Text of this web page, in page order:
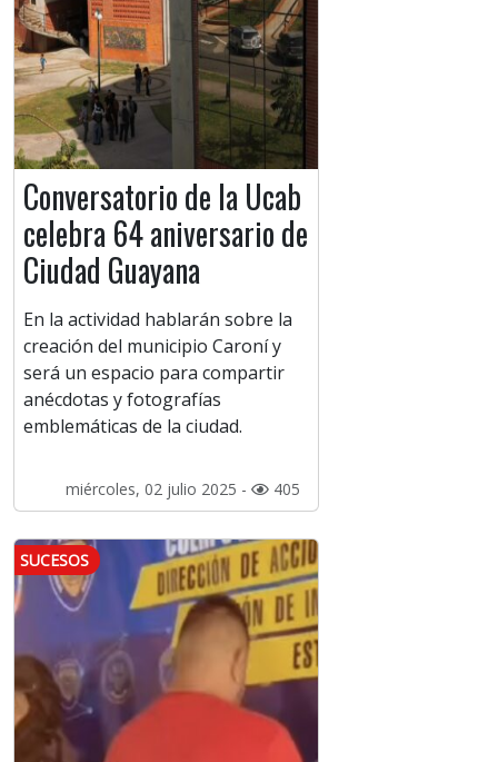
Conversatorio de la Ucab
celebra 64 aniversario de
Ciudad Guayana
En la actividad hablarán sobre la
creación del municipio Caroní y
será un espacio para compartir
anécdotas y fotografías
emblemáticas de la ciudad.
miércoles, 02 julio 2025 - 405
SUCESOS